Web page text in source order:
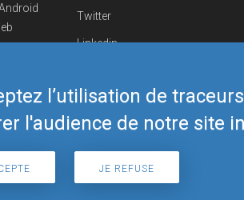
l’utilisation de
l'audience de notre site
JE REFUSE
Twitter
Linkedin
Telegram